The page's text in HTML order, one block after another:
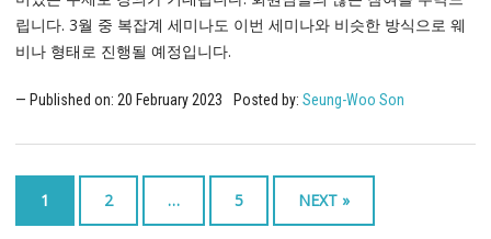
립니다. 3월 중 복잡계 세미나도 이번 세미나와 비슷한 방식으로 웨
비나 형태로 진행될 예정입니다.
Published on: 20 February 2023 Posted by: Seung-Woo Son
1 2 … 5 NEXT »